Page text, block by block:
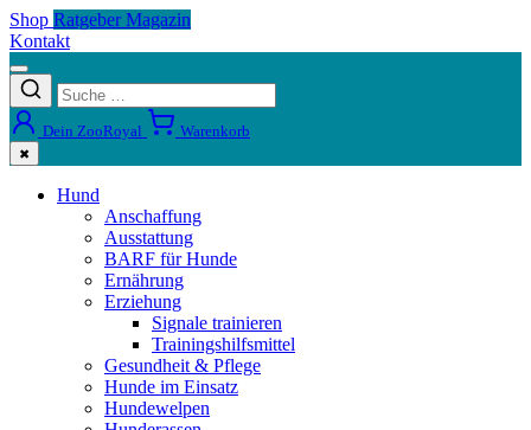
Shop Ratgeber Magazin
Kontakt
Dein ZooRoyal Warenkorb
✖
Hund
Anschaffung
Ausstattung
BARF für Hunde
Ernährung
Erziehung
Signale trainieren
Trainingshilfsmittel
Gesundheit & Pflege
Hunde im Einsatz
Hundewelpen